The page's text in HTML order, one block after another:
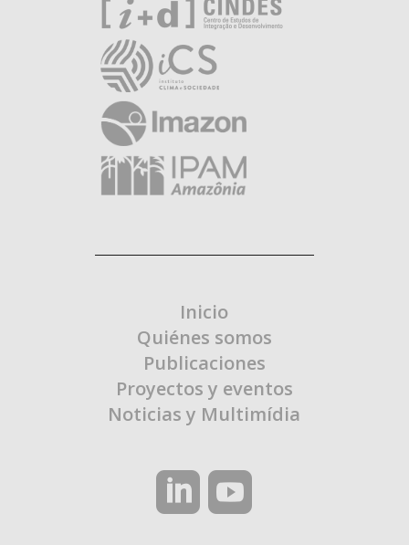
Inicio
Quiénes somos
Publicaciones
Proyectos y eventos
Noticias y Multimídia